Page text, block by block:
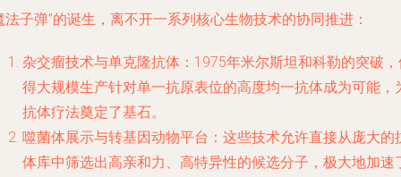
法子弹”的诞生，离不开一系列核心生物技术的协同推进：
杂交瘤技术与单克隆抗体 ：1975年米尔斯坦和科勒的突破
得大规模生产针对单一抗原表位的高度均一抗体成为可能，
抗体疗法奠定了基石。
噬菌体展示与转基因动物平台 ：这些技术允许直接从庞大的
体库中筛选出高亲和力、高特异性的候选分子，极大地加速